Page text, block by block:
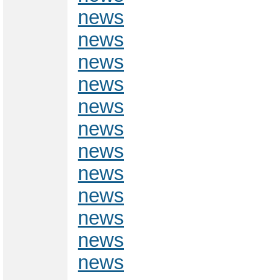
news
news
news
news
news
news
news
news
news
news
news
news